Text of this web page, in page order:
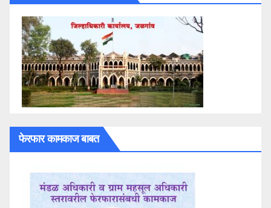
फेरफार कामकाज बाबत